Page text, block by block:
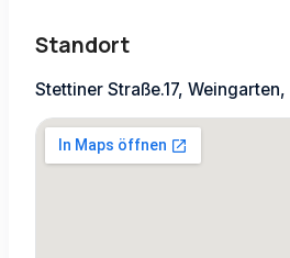
Standort
Stettiner Straße.17,